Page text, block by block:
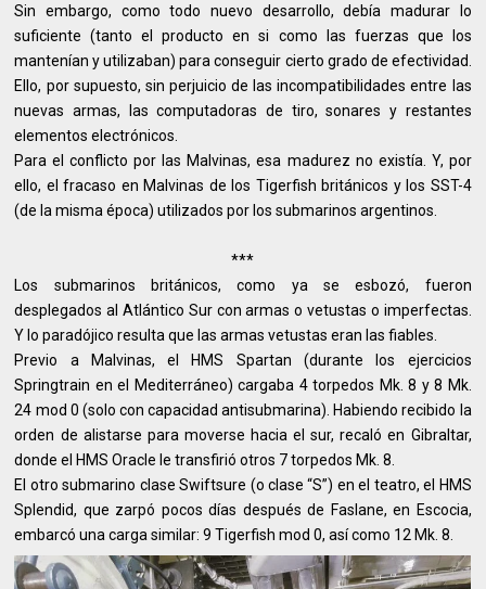
Sin embargo, como todo nuevo desarrollo, debía madurar lo
suficiente (tanto el producto en si como las fuerzas que los
mantenían y utilizaban) para conseguir cierto grado de efectividad.
Ello, por supuesto, sin perjuicio de las incompatibilidades entre las
nuevas armas, las computadoras de tiro, sonares y restantes
elementos electrónicos.
Para el conflicto por las Malvinas, esa madurez no existía. Y, por
ello, el fracaso en Malvinas de los Tigerfish británicos y los SST-4
(de la misma época) utilizados por los submarinos argentinos.
***
Los submarinos británicos, como ya se esbozó, fueron
desplegados al Atlántico Sur con armas o vetustas o imperfectas.
Y lo paradójico resulta que las armas vetustas eran las fiables.
Previo a Malvinas, el HMS Spartan (durante los ejercicios
Springtrain en el Mediterráneo) cargaba 4 torpedos Mk. 8 y 8 Mk.
24 mod 0 (solo con capacidad antisubmarina). Habiendo recibido la
orden de alistarse para moverse hacia el sur, recaló en Gibraltar,
donde el HMS Oracle le transfirió otros 7 torpedos Mk. 8.
El otro submarino clase Swiftsure (o clase “S”) en el teatro, el HMS
Splendid, que zarpó pocos días después de Faslane, en Escocia,
embarcó una carga similar: 9 Tigerfish mod 0, así como 12 Mk. 8.